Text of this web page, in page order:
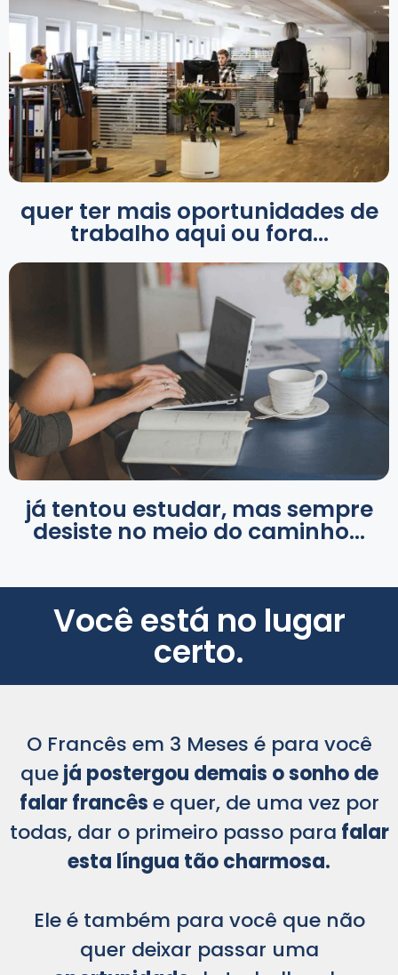
quer ter mais oportunidades de
trabalho aqui ou fora...
já tentou estudar, mas sempre
desiste no meio do caminho...
Você está no lugar
certo.
O Francês em 3 Meses é para você
quejá postergou demais o sonho de
falar francêse quer, de uma vez por
todas, dar o primeiro passo para falar
esta língua tão charmosa.
Ele é também para você que não
quer deixar passar uma